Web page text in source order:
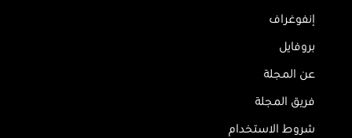
إنفوغراف
بروفايل
عن المجلة
فريق المجلة
شروط الاستخدام